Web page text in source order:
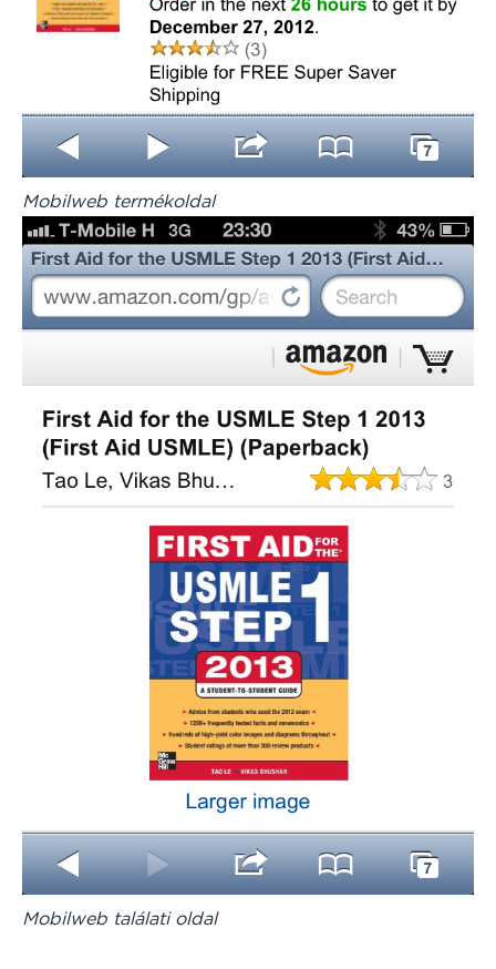
Mobilweb termékoldal
Mobilweb találati oldal